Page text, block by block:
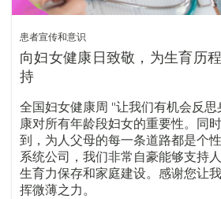
患者宣传和意识
向妇女健康日致敬，为生育历
持
全国妇女健康周 "让我们有机会反
康对所有年龄段妇女的重要性。同
到，为人父母的每一条道路都是个
系统公司，我们非常自豪能够支持
生育力保存和家庭建设。感谢您让
挥微薄之力。